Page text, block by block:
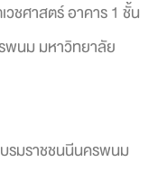
ชศาสตร์ อาคาร 1 ชั้น
พนม มหาวิทยาลัย
รมราชชนนีนครพนม